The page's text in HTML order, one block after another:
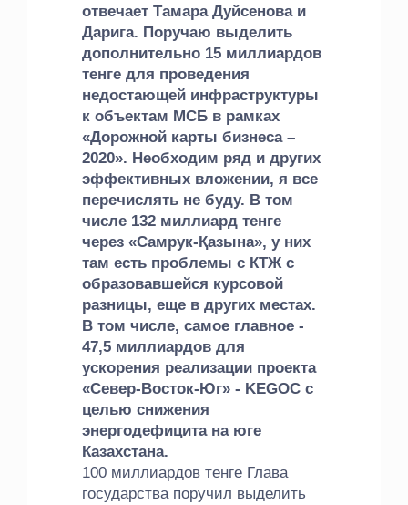
отвечает Тамара Дуйсенова и
Дарига. Поручаю выделить
дополнительно 15 миллиардов
тенге для проведения
недостающей инфраструктуры
к объектам МСБ в рамках
«Дорожной карты бизнеса –
2020». Необходим ряд и других
эффективных вложении, я все
перечислять не буду. В том
числе 132 миллиард тенге
через «Самрук-Қазына», у них
там есть проблемы с КТЖ с
образовавшейся курсовой
разницы, еще в других местах.
В том числе, самое главное -
47,5 миллиардов для
ускорения реализации проекта
«Север-Восток-Юг» - KEGOC с
целью снижения
энергодефицита на юге
Казахстана.
100 миллиардов тенге Глава
государства поручил выделить